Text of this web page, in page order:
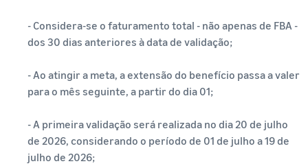
- Considera-se o faturamento total - não apenas de FBA -
dos 30 dias anteriores à data de validação;
- Ao atingir a meta, a extensão do benefício passa a valer
para o mês seguinte, a partir do dia 01;
- A primeira validação será realizada no dia 20 de julho
de 2026, considerando o período de 01 de julho a 19 de
julho de 2026;